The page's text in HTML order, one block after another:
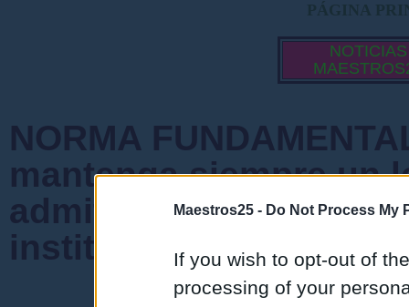
Maestros25 - Do Not Process My
If you wish to opt-out of
processing of your
PÁGINA
NOTICIAS
NORMA
mantenga siempre un
admiten mensajes
instituciones ni que